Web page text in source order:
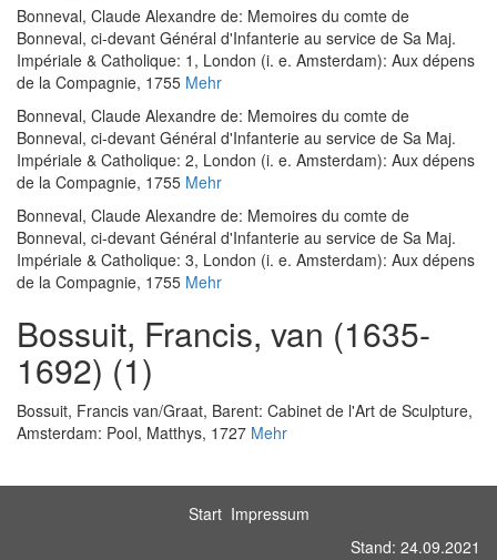
Bonneval, Claude Alexandre de: Memoires du comte de
Bonneval, ci-devant Général d'Infanterie au service de Sa Maj.
Impériale & Catholique: 1 , London (i. e. Amsterdam): Aux dépens
de la Compagnie, 1755 Mehr
Bonneval, Claude Alexandre de: Memoires du comte de
Bonneval, ci-devant Général d'Infanterie au service de Sa Maj.
Impériale & Catholique: 2, London (i. e. Amsterdam): Aux dépens
de la Compagnie, 1755 Mehr
Bonneval, Claude Alexandre de: Memoires du comte de
Bonneval, ci-devant Général d'Infanterie au service de Sa Maj.
Impériale & Catholique: 3, London (i. e. Amsterdam): Aux dépens
de la Compagnie, 1755 Mehr
Bossuit, Francis, van (1635-
1692) (1)
Bossuit, Francis van/Graat, Barent: Cabinet de l'Art de Sculpture,
Amsterdam: Pool, Matthys, 1727 Mehr
Start Impressum
Stand: 24.09.2021